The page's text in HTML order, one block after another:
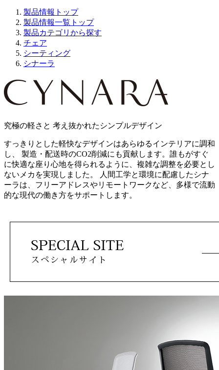
製品情報トップ
製品情報一覧トップ
製品カテゴリから探す
チェア
シーティング
シナーラ
究極の軽さと 考え抜かれたシンプルデザイン
すっきりとした軽快なデザインはあらゆるインテリアに調和
し、 製造・配送時のCO2削減にも貢献します。誰もがすぐ
に快適な座り心地を得られるように、複雑な調整を必要とし
ないメカを実現しました。 人間工学と環境に配慮したシナ
ーラは、フリーアドレスやリモートワークなど、多様で流動
的な現代の働き方をサポートします。